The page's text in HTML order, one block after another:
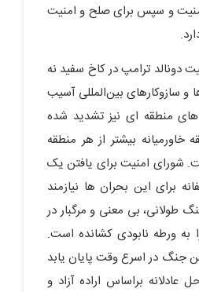
و سپس برای صلح و امنیت
و سازوکارهای بین‌المللی آسیب
های منطقه‌ ای نیز تشدید شده‌
خاورمیانه بیشتر از هر منطقه
شورای امنیت برای یافتن یک
برای این بحران ‌ها نیازمند
بی‌ معنی و مرگبار در
به ورطه نابودی کشانده است.
جنگ در اسرع وقت پایان یابد
عادلانه براساس اراده آزاد و